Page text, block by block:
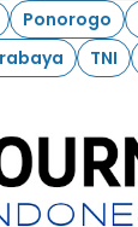
Ponorogo
TNI